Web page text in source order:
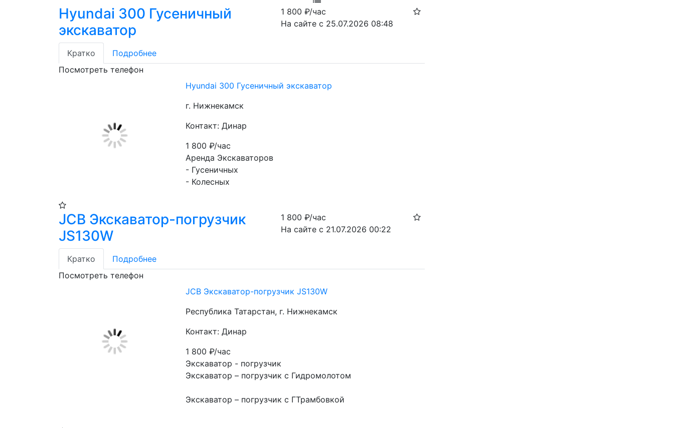
Hyundai 300 Гусеничный
экскаватор
1 800₽/час
На сайте с 25.07.2026 08:48
Кратко
Подробнее
Посмотреть телефон
Hyundai 300 Гусеничный экскаватор
г. Нижнекамск
Контакт: Динар
1 800₽/час
Аренда Экскаваторов
- Гусеничных
- Колесных
JCB Экскаватор-погрузчик
JS130W
1 800₽/час
На сайте с 21.07.2026 00:22
Кратко
Подробнее
Посмотреть телефон
JCB Экскаватор-погрузчик JS130W
Республика Татарстан, г. Нижнекамск
Контакт: Динар
1 800₽/час
Экскаватор - погрузчик
Экскаватор – погрузчик с Гидромолотом
Экскаватор – погрузчик с ГТрамбовкой